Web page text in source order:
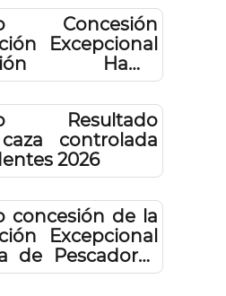
Concesión
Excepcional
Hama
2026
Resultado
controlada
2026
concesión de la
Excepcional
de Pescadores
Señora de Los